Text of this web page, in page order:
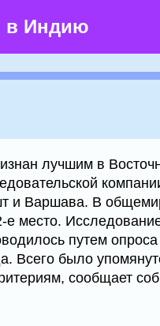
в Индию
лучшим в
и Варшава. В
место.
путем опроса
Всего было
сообщает